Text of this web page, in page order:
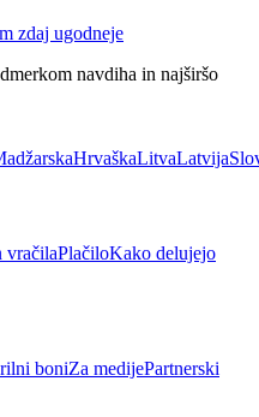
zdaj ugodneje
navdiha in najširšo
HrvaškaLitvaLatvija
vračilaPlačiloKako delujejo
boniZa medijePartnerski